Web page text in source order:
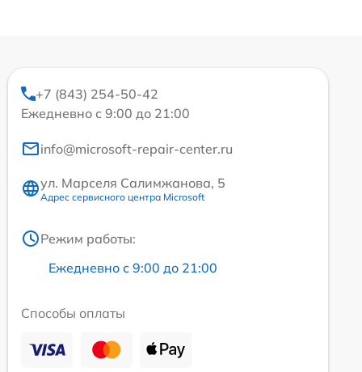
+7 (843) 254-50-42
Ежедневно с 9:00 до 21:00
info@microsoft-repair-center.ru
ул. Марселя Салимжанова, 5
Адрес сервисного центра Microsoft
Режим работы:
Ежедневно с 9:00 до 21:00
Способы оплаты